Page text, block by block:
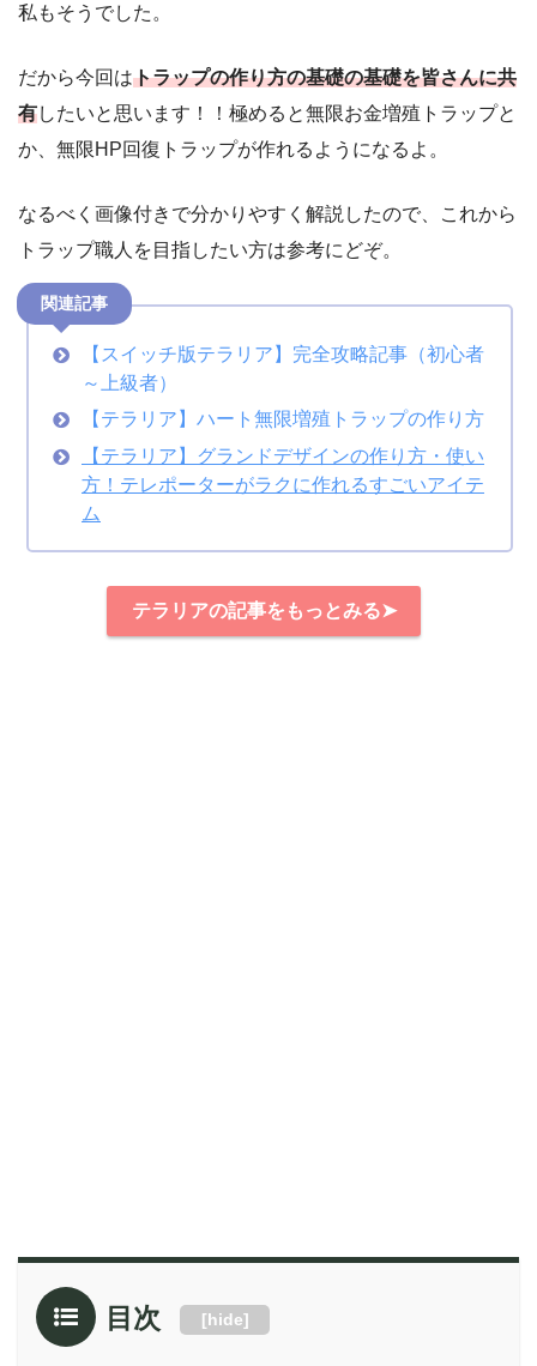
私もそうでした。
だから今回はトラップの作り方の基礎の基礎を皆さんに共
有したいと思います！！極めると無限お金増殖トラップと
か、無限HP回復トラップが作れるようになるよ。
なるべく画像付きで分かりやすく解説したので、これから
トラップ職人を目指したい方は参考にどぞ。
関連記事
【スイッチ版テラリア】完全攻略記事（初心者
～上級者）
【テラリア】ハート無限増殖トラップの作り方
【テラリア】グランドデザインの作り方・使い
方！テレポーターがラクに作れるすごいアイテ
ム
テラリアの記事をもっとみる➤
目次 [hide]